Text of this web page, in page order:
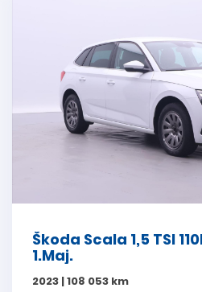
Škoda Scala 1,5 TSI
1.Maj.
2023 | 108 053 km